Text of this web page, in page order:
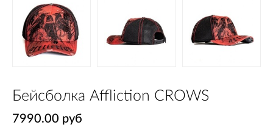
Бейсболка Affliction CROWS
7990.00 руб